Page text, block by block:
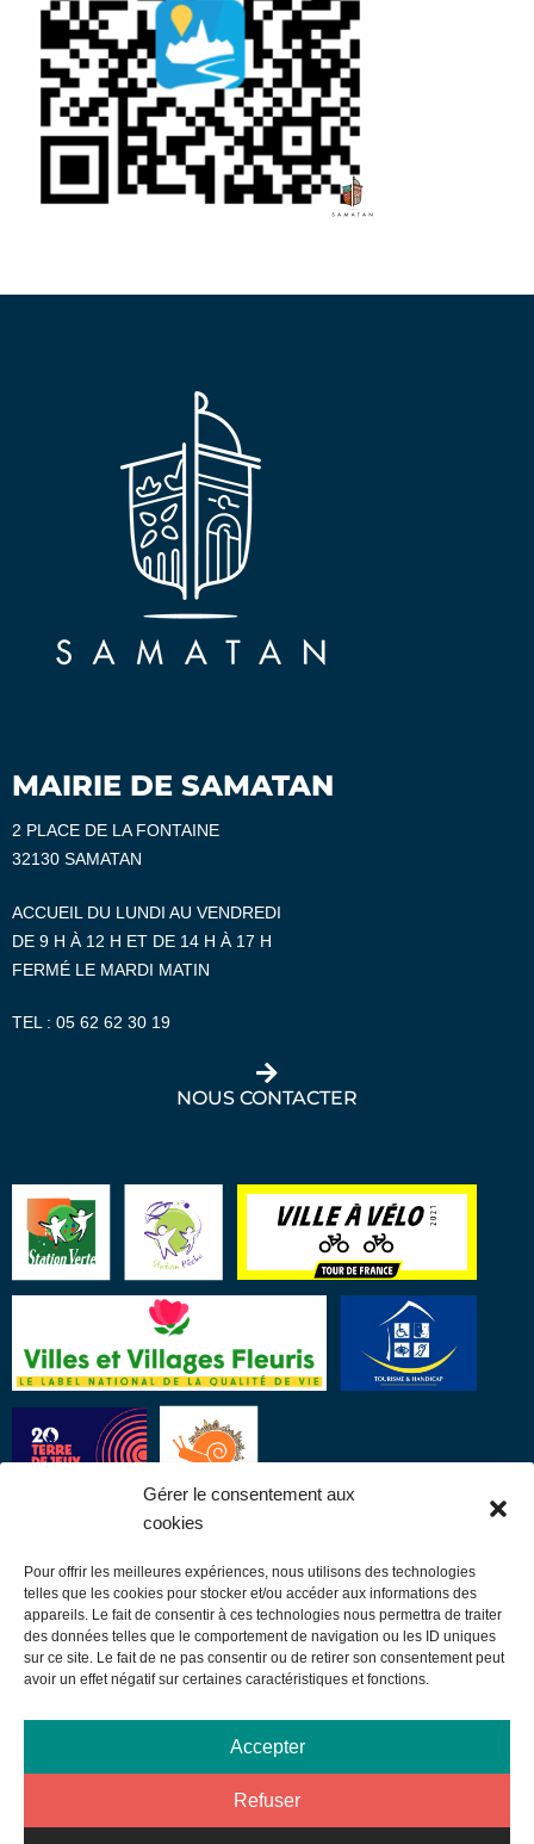
Gérer le consentement aux
cookies
Pour offrir les meilleures expériences, nous utilisons des technologies
telles que les cookies pour stocker et/ou accéder aux informations des
appareils. Le fait de consentir à ces technologies nous permettra de traiter
des données telles que le comportement de navigation ou les ID uniques
sur ce site. Le fait de ne pas consentir ou de retirer son consentement peut
avoir un effet négatif sur certaines caractéristiques et fonctions.
Accepter
Refuser
MAIRIE DE SAMATAN
2 PLACE DE LA FONTAINE
32130 SAMATAN
ACCUEIL DU LUNDI AU VENDREDI
DE 9 H À 12 H ET DE 14 H À 17 H
FERMÉ LE MARDI MATIN
TEL : 05 62 62 30 19
NOUS CONTACTER
LIENS UTILES
Communauté de communes
Mentions légales Données personnelles – Rgpd